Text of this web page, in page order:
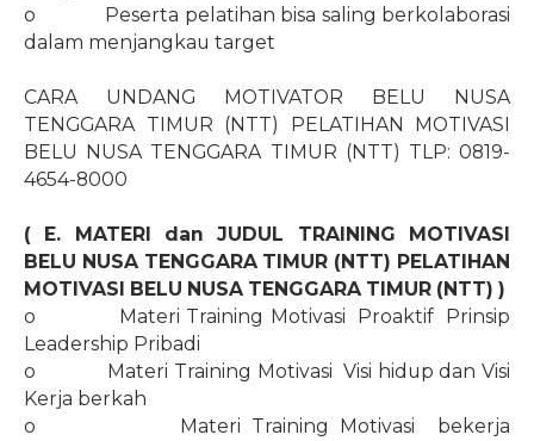
o
Peserta pelatihan bisa saling berkolaborasi
dalam menjangkau target
CARA UNDANG MOTIVATOR BELU NUSA
TENGGARA TIMUR (NTT) PELATIHAN MOTIVASI
BELU NUSA TENGGARA TIMUR (NTT) TLP: 0819-
4654-8000
( E. MATERI dan JUDUL TRAINING MOTIVASI
BELU NUSA TENGGARA TIMUR (NTT) PELATIHAN
MOTIVASI BELU NUSA TENGGARA TIMUR (NTT) )
o
Materi Training Motivasi Proaktif
Prinsip
Leadership Pribadi
o
Materi Training Motivasi Visi hidup dan Visi
Kerja berkah
o
Materi Training Motivasi
bekerja